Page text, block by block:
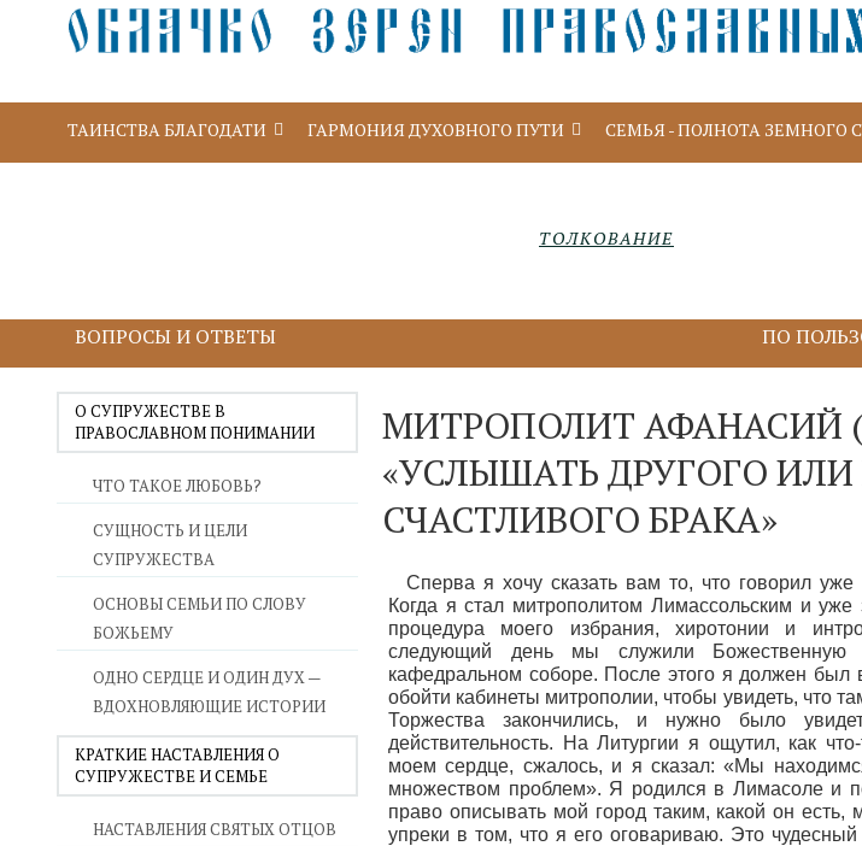
ТАИНСТВА БЛАГОДАТИ ГАРМОНИЯ ДУХОВНОГО ПУТИ СЕМЬЯ - ПОЛНОТА ЗЕМНОГО
ПО
ВОПРОСЫ И ОТВЕТЫ
ТОЛКОВАНИЕ
О СУПРУЖЕСТВЕ В
ПРАВОСЛАВНОМ ПОНИМАНИИ
ЧТО ТАКОЕ ЛЮБОВЬ?
СУЩНОСТЬ И ЦЕЛИ
СУПРУЖЕСТВА
ОСНОВЫ СЕМЬИ ПО СЛОВУ
БОЖЬЕМУ
ОДНО СЕРДЦЕ И ОДИН ДУХ —
ВДОХНОВЛЯЮЩИЕ ИСТОРИИ
КРАТКИЕ НАСТАВЛЕНИЯ О
СУПРУЖЕСТВЕ И СЕМЬЕ
НАСТАВЛЕНИЯ СВЯТЫХ ОТЦОВ
МИТРОПОЛИТ АФАНАСИЙ
«УСЛЫШАТЬ ДРУГОГО ИЛИ
СЧАСТЛИВОГО БРАКА»
Сперва я хочу сказать вам то, что говорил уже
Когда я стал митрополитом Лимассольским и уже
процедура моего избрания, хиротонии и
следующий день мы служили Божественную
кафедральном соборе. После этого я должен был
обойти кабинеты митрополии, чтобы увидеть, что
Торжества закончились, и нужно было
действительность. На Литургии я ощутил, как
моем сердце, сжалось, и я сказал: «Мы
множеством проблем». Я родился в Лимасоле и
право описывать мой город таким, какой он есть,
упреки в том, что я его оговариваю. Это